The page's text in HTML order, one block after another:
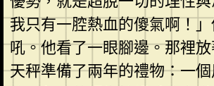
我只有一腔熱血的傻氣啊！
吼。他看了一眼腳邊。那裡
天秤準備了兩年的禮物：一